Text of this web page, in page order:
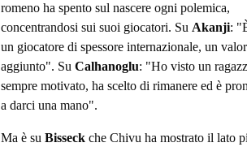
romeno ha spento sul nascere ogni polemica,
concentrandosi sui suoi giocatori. Su Akanji:
un giocatore di spessore internazionale, un
aggiunto". Su Calhanoglu: "Ho visto un
sempre motivato, ha scelto di rimanere ed è
a darci una mano".
Ma è su Bisseck che Chivu ha mostrato il lato